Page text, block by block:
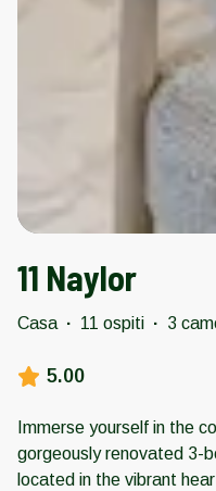
11 Naylor
Casa · 11 ospiti · 3
5.00
Immerse yourself in the
gorgeously renovated 3-
located in the vibrant